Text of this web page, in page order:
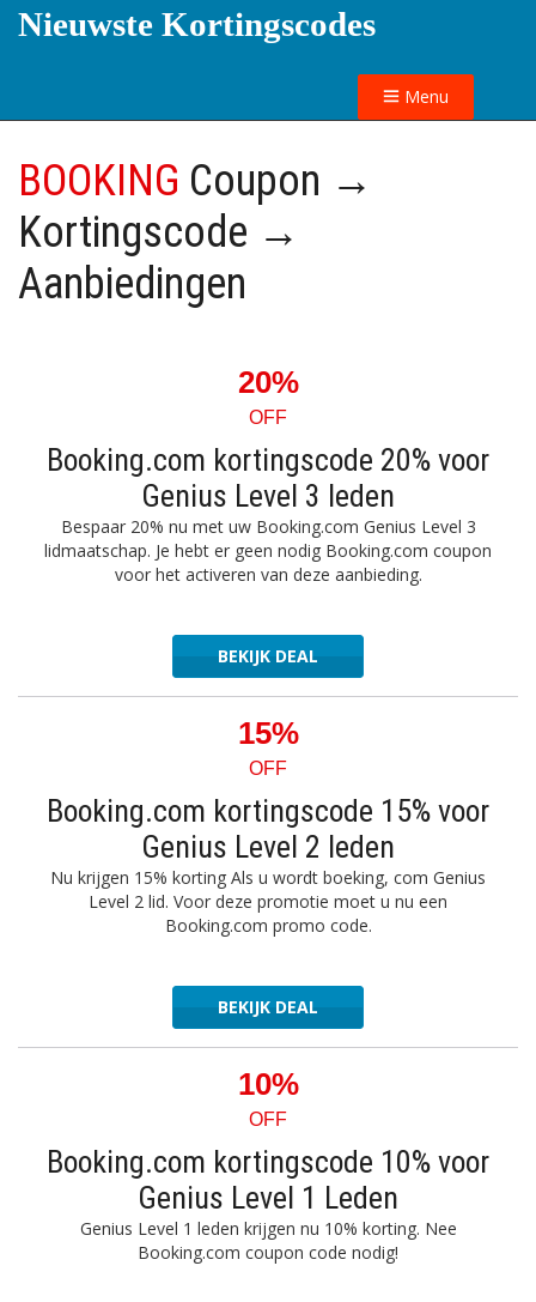
Nieuwste Kortingscodes
Menu
BOOKING Coupon →
Kortingscode →
Aanbiedingen
20%
OFF
Booking.com kortingscode 20% voor
Genius Level 3 leden
Bespaar 20% nu met uw Booking.com Genius Level 3
lidmaatschap. Je hebt er geen nodig Booking.com coupon
voor het activeren van deze aanbieding.
BEKIJK DEAL
15%
OFF
Booking.com kortingscode 15% voor
Genius Level 2 leden
Nu krijgen 15% korting Als u wordt boeking, com Genius
Level 2 lid. Voor deze promotie moet u nu een
Booking.com promo code.
BEKIJK DEAL
10%
OFF
Booking.com kortingscode 10% voor
Genius Level 1 Leden
Genius Level 1 leden krijgen nu 10% korting. Nee
Booking.com coupon code nodig!